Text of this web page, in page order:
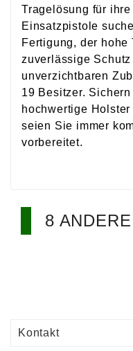
Tragelösung für ihre
Einsatzpistole
Fertigung, der hohe
zuverlässige
unverzichtbaren
19 Besitzer.
hochwertige
seien Sie immer
vorbereitet.
8
Kontakt